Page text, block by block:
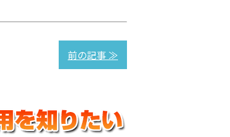
前の記事 ≫